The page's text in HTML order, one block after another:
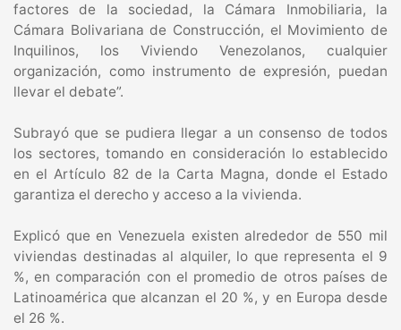
factores de la sociedad, la Cámara Inmobiliaria, la
Cámara Bolivariana de Construcción, el Movimiento de
Inquilinos, los Viviendo Venezolanos, cualquier
organización, como instrumento de expresión, puedan
llevar el debate”.
Subrayó que se pudiera llegar a un consenso de todos
los sectores, tomando en consideración lo establecido
en el Artículo 82 de la Carta Magna, donde el Estado
garantiza el derecho y acceso a la vivienda.
Explicó que en Venezuela existen alrededor de 550 mil
viviendas destinadas al alquiler, lo que representa el 9
%, en comparación con el promedio de otros países de
Latinoamérica que alcanzan el 20 %, y en Europa desde
el 26 %.